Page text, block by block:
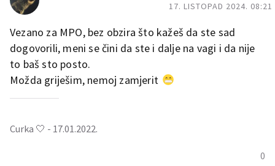
17. LISTOPAD 2024. 08:21
Vezano za MPO, bez obzira što kažeš da ste sad
dogovorili, meni se čini da ste i dalje na vagi i da nije
to baš sto posto.
Možda griješim, nemoj zamjerit
0
Curka 🤍 - 17.01.2022.